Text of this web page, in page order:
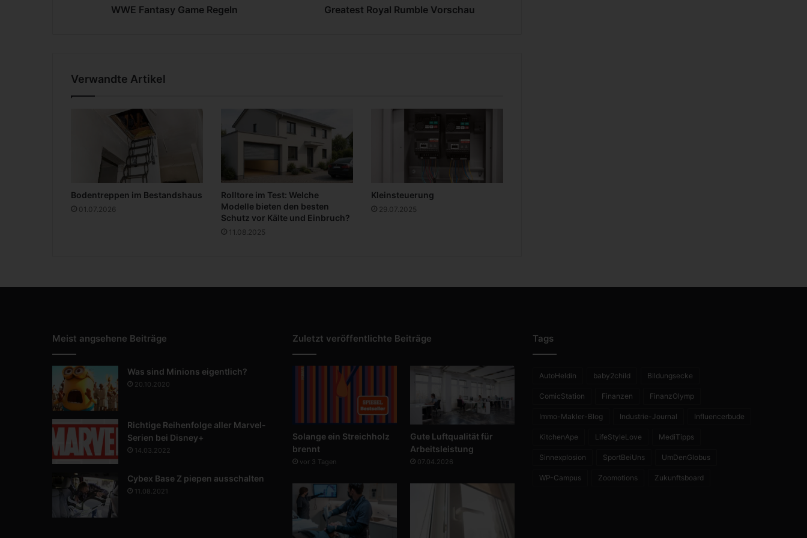
e
g
WWE Fantasy Game Regeln
o
r
h
a
u
Greatest Royal Rumble Vorschau
Verwandte Artikel
Bodentreppen im Bestandshaus
01.07.2026
Rolltore im Test: Welche
Modelle bieten den besten
Schutz vor Kälte und Einbruch?
11.08.2025
Kleinsteuerung
29.07.2025
Meist angsehene Beiträge
Was sind Minions eigentlich?
20.10.2020
Richtige Reihenfolge aller Marvel-
Serien bei Disney+
14.03.2022
Cybex Base Z piepen ausschalten
11.08.2021
Zuletzt veröffentlichte Beiträge
Solange ein Streichholz
brennt
vor 3 Tagen
Gute Luftqualität für
Arbeitsleistung
07.04.2026
Tags
AutoHeldin baby2child Bildungsecke
ComicStation Finanzen FinanzOlymp
Immo-Makler-Blog Industrie-Journal Influencerbude
KitchenApe LifeStyleLove MediTipps
Sinnexplosion SportBeiUns UmDenGlobus
WP-Campus Zoomotions Zukunftsboard